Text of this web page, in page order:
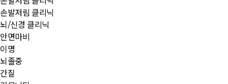
손발저림 클리닉
뇌/신경 클리닉
안면마비
이명
뇌졸중
간질